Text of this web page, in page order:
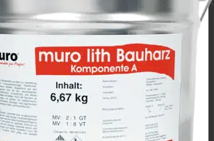
UND ARMIERUNGSMÖRTEL (KAM)